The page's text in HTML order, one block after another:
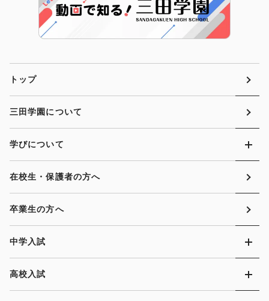
トップ
三田学園について
学びについて
在校生・保護者の方へ
卒業生の方へ
中学入試
高校入試